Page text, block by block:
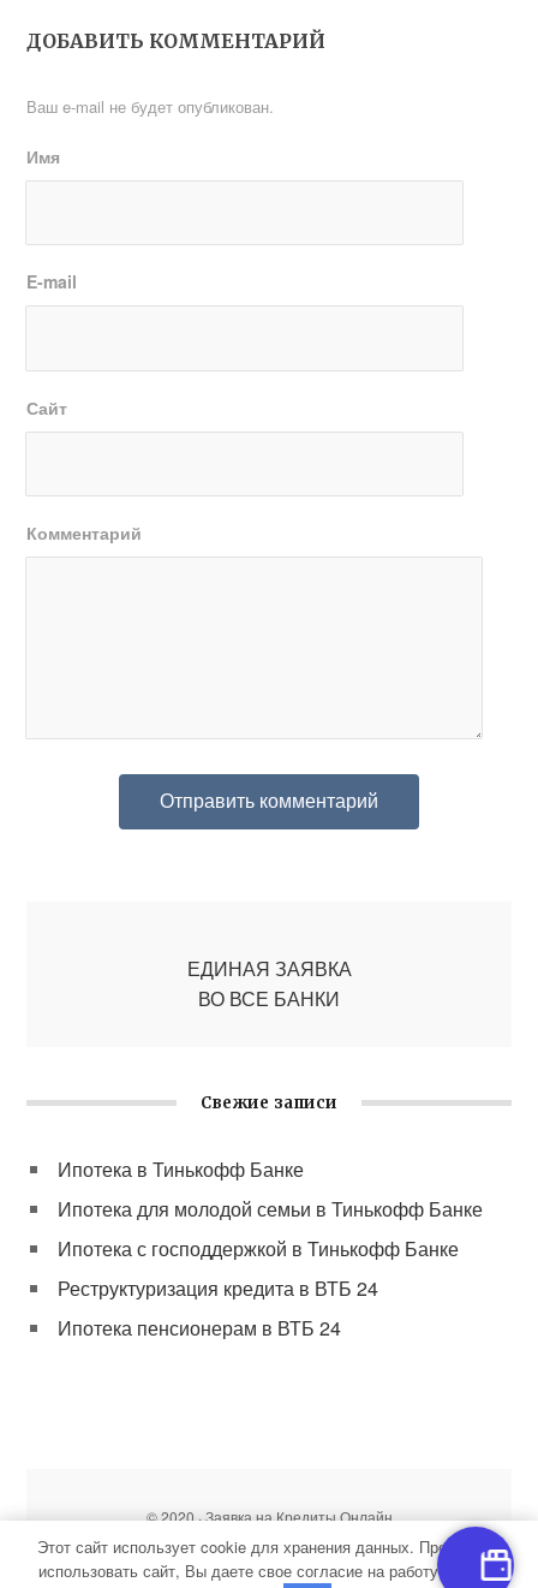
ДОБАВИТЬ КОММЕНТАРИЙ
Ваш e-mail не будет опубликован.
Имя
E-mail
Сайт
Комментарий
ЕДИНАЯ ЗАЯВКА
ВО ВСЕ БАНКИ
Свежие записи
Ипотека в Тинькофф Банке
Ипотека для молодой семьи в Тинькофф Банке
Ипотека с господдержкой в Тинькофф Банке
Реструктуризация кредита в ВТБ 24
Ипотека пенсионерам в ВТБ 24
© 2020 · Заявка на Кредиты Онлайн
Копирование материалов сайта без разрешения запрещено
Карта сайта
|О нас Контакты
Этот сайт использует cookie для хранения данных. Продолжая
использовать сайт, Вы даете свое согласие на работу с этими